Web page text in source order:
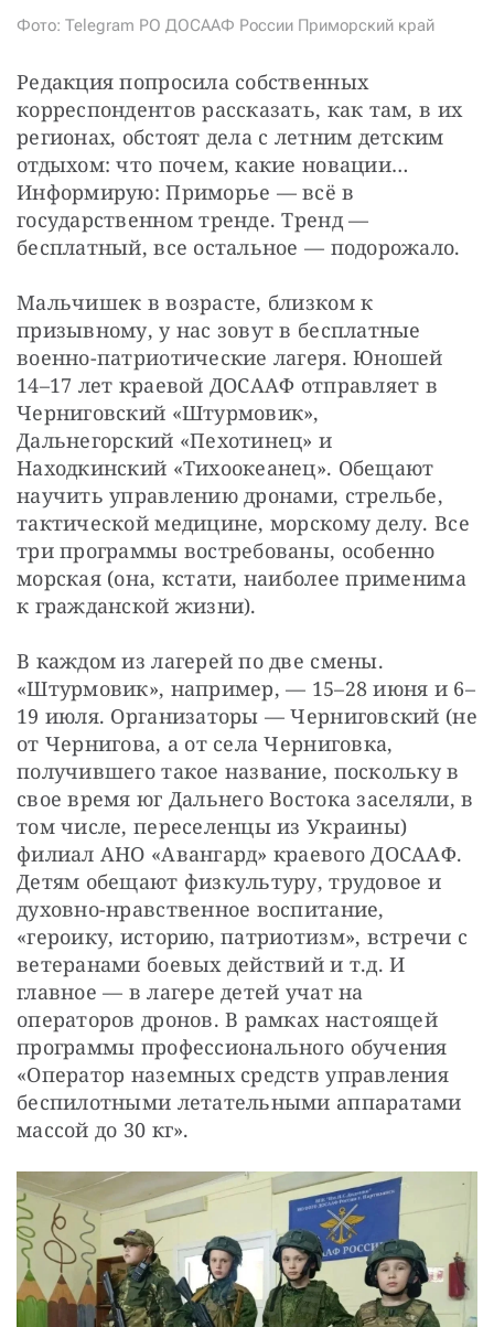
Фото: Telegram РО ДОСААФ России Приморский край
Редакция попросила собственных
корреспондентов рассказать, как там, в их
регионах, обстоят дела с летним детским
отдыхом: что почем, какие новации…
Информирую: Приморье — всё в
государственном тренде. Тренд —
бесплатный, все остальное — подорожало.
Мальчишек в возрасте, близком к
призывному, у нас зовут в бесплатные
военно-патриотические лагеря. Юношей
14–17 лет краевой ДОСААФ отправляет в
Черниговский «Штурмовик»,
Дальнегорский «Пехотинец» и
Находкинский «Тихоокеанец». Обещают
научить управлению дронами, стрельбе,
тактической медицине, морскому делу. Все
три программы востребованы, особенно
морская (она, кстати, наиболее применима
к гражданской жизни).
В каждом из лагерей по две смены.
«Штурмовик», например, — 15–28 июня и 6–
19 июля. Организаторы — Черниговский (не
от Чернигова, а от села Черниговка,
получившего такое название, поскольку в
свое время юг Дальнего Востока заселяли, в
том числе, переселенцы из Украины)
филиал АНО «Авангард» краевого ДОСААФ.
Детям обещают физкультуру, трудовое и
духовно-нравственное воспитание,
«героику, историю, патриотизм», встречи с
ветеранами боевых действий и т.д. И
главное — в лагере детей учат на
операторов дронов. В рамках настоящей
программы профессионального обучения
«Оператор наземных средств управления
беспилотными летательными аппаратами
массой до 30 кг».